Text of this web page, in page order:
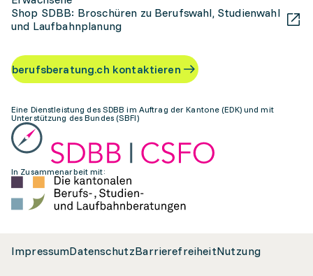
Shop SDBB: Broschüren zu Berufswahl, Studienwahl
und Laufbahnplanung
berufsberatung.ch kontaktieren
Eine Dienstleistung des SDBB im Auftrag der Kantone (EDK) und mit
Unterstützung des Bundes (SBFI)
In Zusammenarbeit mit:
ImpressumDatenschutzBarrierefreiheitNutzung